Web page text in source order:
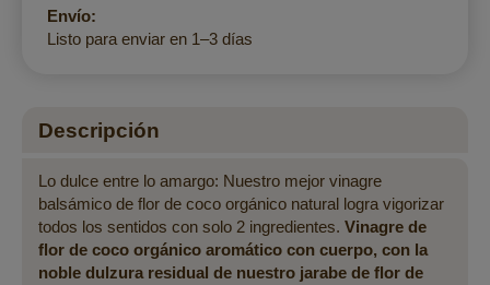
Envío:
Listo para enviar en 1–3 días
Descripción
Lo dulce entre lo amargo: Nuestro mejor vinagre
balsámico de flor de coco orgánico natural logra vigorizar
todos los sentidos con solo 2 ingredientes. Vinagre de
flor de coco orgánico aromático con cuerpo, con la
noble dulzura residual de nuestro jarabe de flor de